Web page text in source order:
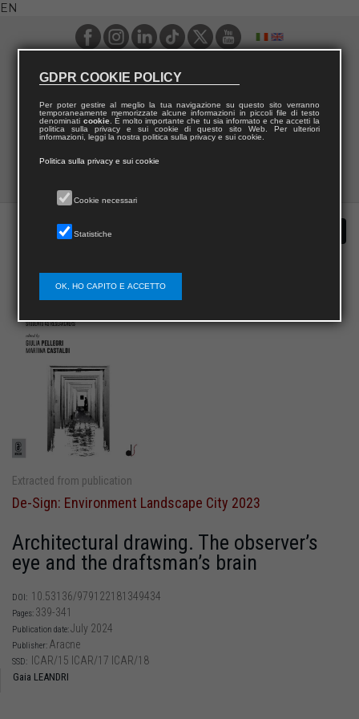
EN
Extracted from publication
De-Sign: Environment Landscape City 2023
Architectural drawing. The observer’s
eye and the draftsman’s brain
DOI: 10.53136/979122181349434
Pages: 339-341
Publication date:July 2024
Publisher: Aracne
SSD: ICAR/15 ICAR/17 ICAR/18
Gaia LEANDRI
GDPR COOKIE POLICY
Per poter gestire al meglio la tua navigazione su questo sito verranno
temporaneamente memorizzate alcune informazioni in piccoli file di testo
denominati cookie. È molto importante che tu sia informato e che accetti la
politica sulla privacy e sui cookie di questo sito Web. Per ulteriori
informazioni, leggi la nostra politica sulla privacy e sui cookie.
Politica sulla privacy e sui cookie
Cookie necessari
Statistiche
OK, HO CAPITO E ACCETTO